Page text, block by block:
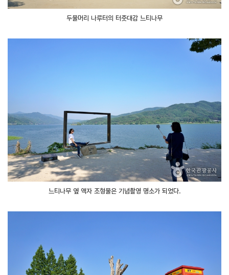
두물머리 나루터의 터줏대감 느티나무
느티나무 옆 액자 조형물은 기념촬영 명소가 되었다.